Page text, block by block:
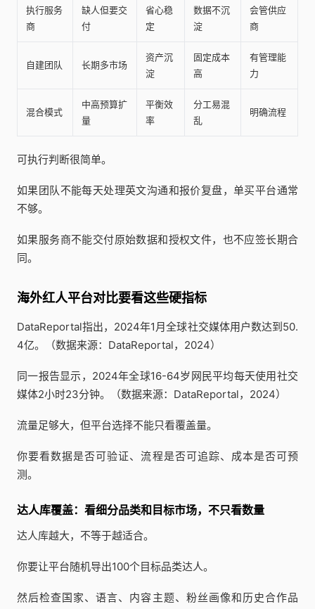
执行服务
商
缺人但要交
付
省心稳
定
数据不沉
淀
会管供应
商
自建团队 长期多市场
资产沉
淀
固定成本
高
有管理能
力
混合模式
中高预算扩
量
平衡效
率
分工易混
乱
明确流程
可执行判断很简单。
如果团队不能每天处理英文沟通和报价复盘，单买平台通常
不够。
如果服务商不能交付原始数据和授权文件，也不应签长期合
同。
海外红人平台对比要看这些硬指标
DataReportal指出，2024年1月全球社交媒体用户数达到50.
4亿。（数据来源：DataReportal，2024）
同一报告显示，2024年全球16-64岁网民平均每天使用社交
媒体2小时23分钟。（数据来源：DataReportal，2024）
流量足够大，但平台选择不能只看覆盖量。
你要看数据是否可验证、流程是否可追踪、成本是否可预
测。
达人库覆盖：看细分品类和目标市场，不只看数量
达人库越大，不等于越适合。
你要让平台随机导出100个目标品类达人。
然后检查国家、语言、内容主题、粉丝画像和历史合作品